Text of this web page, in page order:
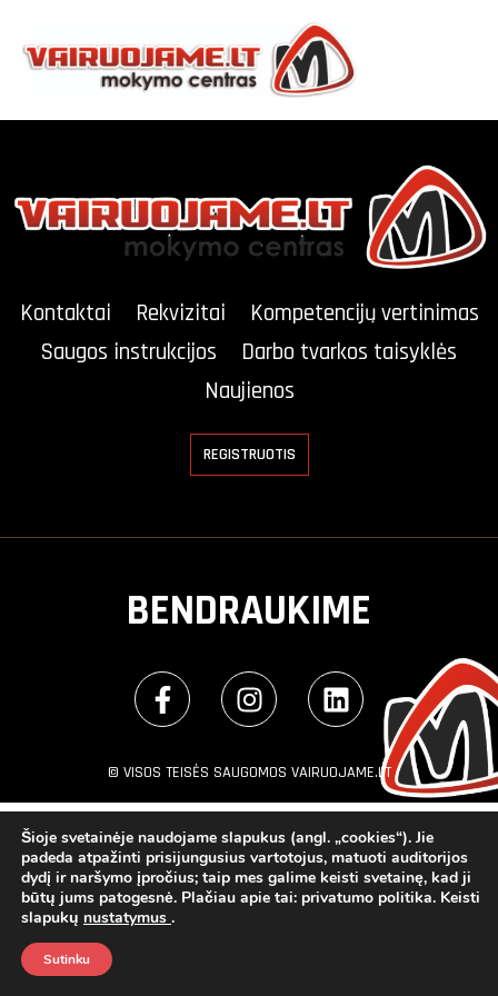
Kontaktai Rekvizitai
Kompetencijų vertinimas
Saugos instrukcijos
Darbo tvarkos taisyklės
Naujienos
REGISTRUOTIS
BENDRAUKIME
© VISOS TEISĖS SAUGOMOS VAIRUOJAME.LT
Šioje svetainėje naudojame slapukus (angl. „cookies“). Jie
padeda atpažinti prisijungusius vartotojus, matuoti auditorijos
dydį ir naršymo įpročius; taip mes galime keisti svetainę, kad ji
būtų jums patogesnė. Plačiau apie tai: privatumo politika. Keisti
slapukų nustatymus .
Sutinku